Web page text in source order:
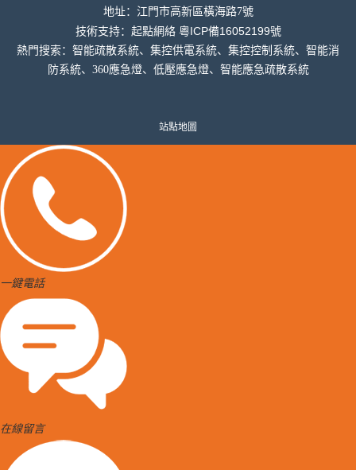
地址： 江門市高新區橫海路7號
技術支持： 起點網絡 粵ICP備16052199號
熱門搜索：智能疏散系統、集控供電系統、集控控制系統、智能消
防系統、360應急燈、低壓應急燈、智能應急疏散系統
站點地圖
一鍵電話
在線留言